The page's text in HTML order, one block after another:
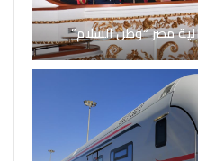
مصر “وطن السلام”